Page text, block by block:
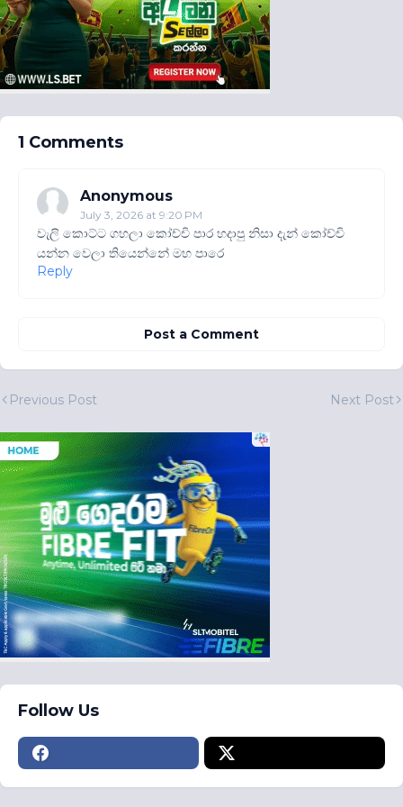
1 Comments
Anonymous
July 3, 2026 at 9:20 PM
වැලි කොට්ට ගහලා කෝච්චි පාර හදාපු නිසා දැන් කෝච්චි
යන්න වෙලා තියෙන්නේ මහ පාරෙ
Reply
Post a Comment
Previous Post Next Post
Follow Us